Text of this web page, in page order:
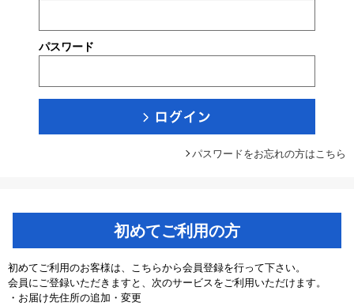
パスワード
パスワードをお忘れの方はこちら
初めてご利用の方
初めてご利用のお客様は、こちらから会員登録を行って下さい。
会員にご登録いただきますと、次のサービスをご利用いただけます。
・お届け先住所の追加・変更